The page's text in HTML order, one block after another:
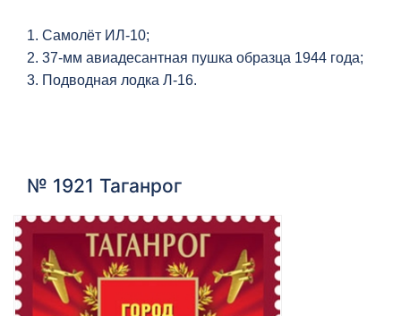
1. Самолёт ИЛ-10;
2. 37-мм авиадесантная пушка образца 1944 года;
3. Подводная лодка Л-16.
№ 1921 Таганрог